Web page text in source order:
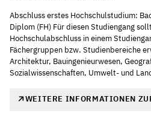
Abschluss erstes Hochschulstudium:
Diplom (FH) Für diesen Studiengang
Hochschulabschluss in einem
Fächergruppen bzw. Studienbereiche
Architektur, Bauingenieurwesen,
Sozialwissenschaften, Umwelt- und
WEITERE INFORMATIONEN